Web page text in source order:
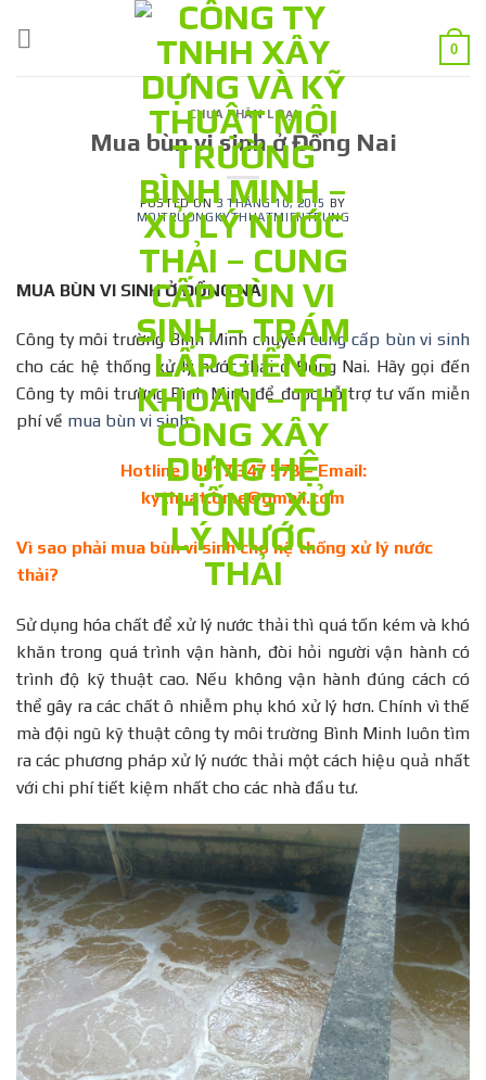
0
CHƯA PHÂN LOẠI
Mua bùn vi sinh ở Đồng Nai
POSTED ON3 THÁNG 10, 2015 BY
MOITRUONGKYTHUATMIENTRUNG
MUA BÙN VI SINH Ở ĐỒNG NAI
Công ty môi trường Bình Minh chuyêncung cấp bùn vi sinh
cho các hệ thống xử lý nước thải ở Đồng Nai. Hãy gọi đến
Công ty môi trường Bình Minh để được hỗ trợ tư vấn miễn
phí về mua bùn vi sinh.
Hotline : 0917 347 578 – Email:
kythuat.bme@gmail.com
Vì sao phải mua bùn vi sinh cho hệ thống xử lý nước
thải?
Sử dụng hóa chất để xử lý nước thải thì quá tốn kém và khó
khăn trong quá trình vận hành, đòi hỏi người vận hành có
trình độ kỹ thuật cao. Nếu không vận hành đúng cách có
thể gây ra các chất ô nhiễm phụ khó xử lý hơn. Chính vì thế
mà đội ngũ kỹ thuật công ty môi trường Bình Minh luôn tìm
ra các phương pháp xử lý nước thải một cách hiệu quả nhất
với chi phí tiết kiệm nhất cho các nhà đầu tư.